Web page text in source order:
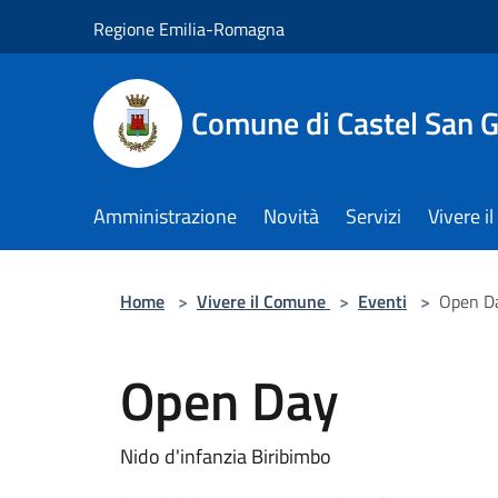
Regione Emilia-Romagna
Comune di Castel San
Amministrazione Novità Servizi Vivere
Home > Vivere il Comune > Eventi > Open
Open Day
Nido d'infanzia Biribimbo